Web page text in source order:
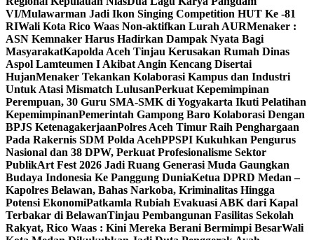
VI/Mulawarman Jadi Ikon Singing Competition HUT Ke -81
RIWali Kota Rico Waas Non-aktifkan Lurah AURMenaker :
ASN Kemnaker Harus Hadirkan Dampak Nyata Bagi
MasyarakatKapolda Aceh Tinjau Kerusakan Rumah Dinas
Aspol Lamteumen I Akibat Angin Kencang Disertai
HujanMenaker Tekankan Kolaborasi Kampus dan Industri
Untuk Atasi Mismatch LulusanPerkuat Kepemimpinan
Perempuan, 30 Guru SMA-SMK di Yogyakarta Ikuti Pelatihan
KepemimpinanPemerintah Gampong Baro Kolaborasi Dengan
BPJS KetenagakerjaanPolres Aceh Timur Raih Penghargaan
Pada Rakernis SDM Polda AcehPPSPI Kukuhkan Pengurus
Nasional dan 38 DPW, Perkuat Profesionalisme Sektor
PublikArt Fest 2026 Jadi Ruang Generasi Muda Gaungkan
Budaya Indonesia Ke Panggung DuniaKetua DPRD Medan –
Kapolres Belawan, Bahas Narkoba, Kriminalitas Hingga
Potensi EkonomiPatkamla Rubiah Evakuasi ABK dari Kapal
Terbakar di BelawanTinjau Pembangunan Fasilitas Sekolah
Rakyat, Rico Waas : Kini Mereka Berani Bermimpi BesarWali